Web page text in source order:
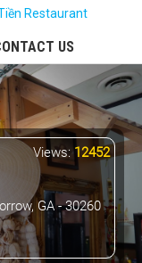
Restaurant
US
GA - 30260
Views:12452